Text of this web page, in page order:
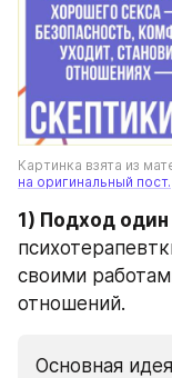
Картинка взята из
на оригинальный пост.
1) Подход
своими
отношений.
Основная